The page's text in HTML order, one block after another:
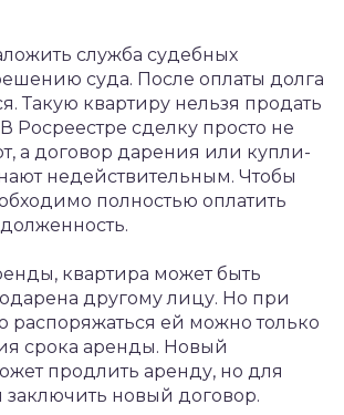
служба судебных
суда. После оплаты долга
Такую квартиру нельзя продать
Росреестре сделку просто не
а договор дарения или купли-
недействительным. Чтобы
полностью оплатить
квартира может быть
другому лицу. Но при
распоряжаться ей можно только
срока аренды. Новый
продлить аренду, но для
заключить новый договор.